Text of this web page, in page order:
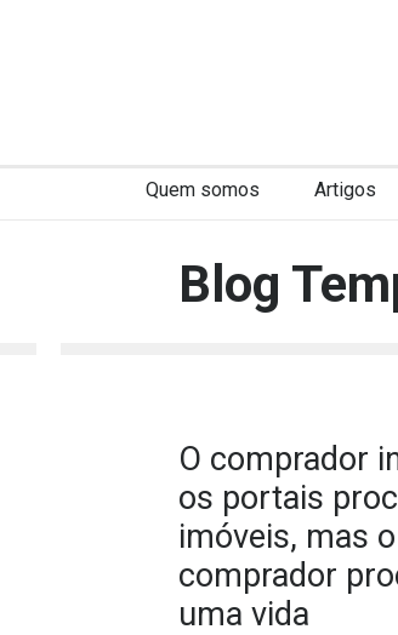
Quem somos Artigos
Blog
O comprador
os portais
imóveis, mas o
comprador
uma vida